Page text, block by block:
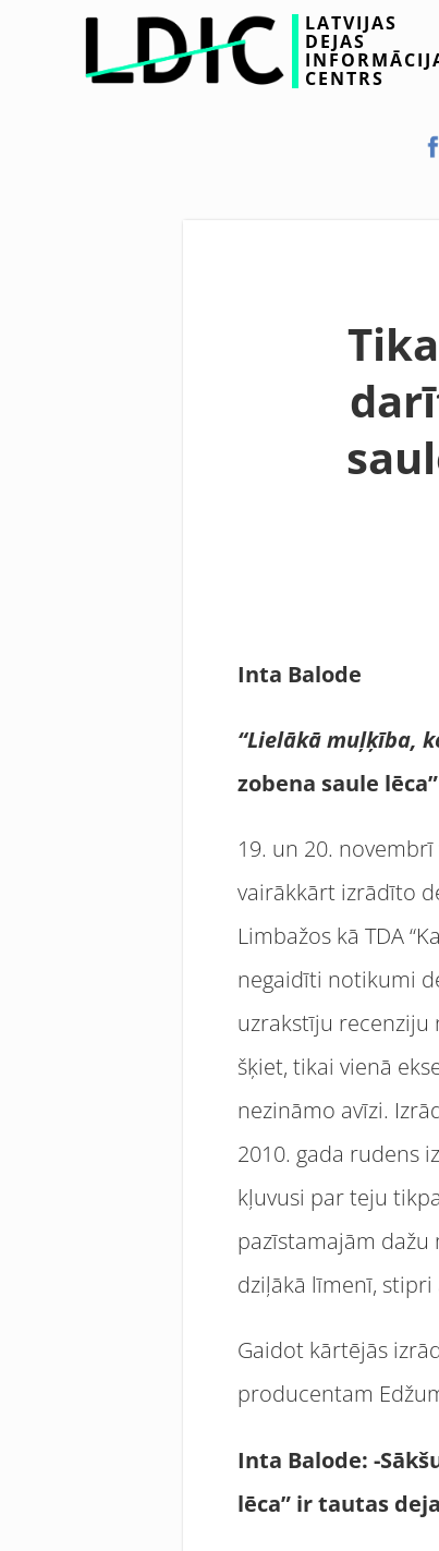
LATVIJAS
DEJAS
CENTRS
Inta Balode
“Lielākā muļķība,
zobena saule
19. un 20.
vairākkārt izrādīto
Limbažos kā TDA
negaidīti notikumi
uzrakstīju recenziju
šķiet, tikai vienā
nezināmo avīzi.
2010. gada rudens
kļuvusi par teju
pazīstamajām dažu
dziļākā līmenī, stipri
Gaidot kārtējās
producentam
Inta Balode: -
lēca” ir tautas